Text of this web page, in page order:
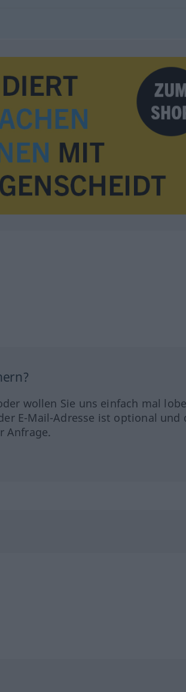
wollen Sie uns einfach mal
E-Mail-Adresse ist optional und
Anfrage.